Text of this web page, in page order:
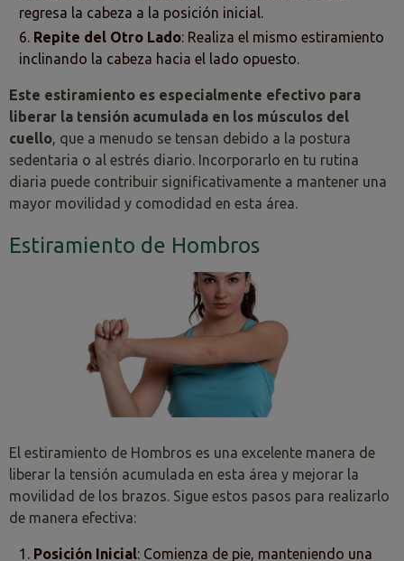
regresa la cabeza a la posición inicial.
Repite del Otro Lado: Realiza el mismo estiramiento
inclinando la cabeza hacia el lado opuesto.
Este estiramiento es especialmente efectivo para
liberar la tensión acumulada en los músculos del
cuello, que a menudo se tensan debido a la postura
sedentaria o al estrés diario. Incorporarlo en tu rutina
diaria puede contribuir significativamente a mantener una
mayor movilidad y comodidad en esta área.
Estiramiento de Hombros
El estiramiento de Hombros es una excelente manera de
liberar la tensión acumulada en esta área y mejorar la
movilidad de los brazos. Sigue estos pasos para realizarlo
de manera efectiva:
Posición Inicial: Comienza de pie, manteniendo una